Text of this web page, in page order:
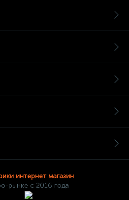
интернет магазин
рынке с 2016 года